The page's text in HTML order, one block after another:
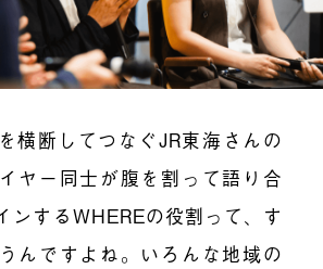
横断してつなぐJR東海さんの
ヤー同士が腹を割って語り合
ンするWHEREの役割って、す
んですよね。いろんな地域の